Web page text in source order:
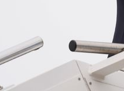
(0.27%) 내린 797.44 출발
트(1.81%) 내린 6478.75 개장
두 달 연속 사상 최대